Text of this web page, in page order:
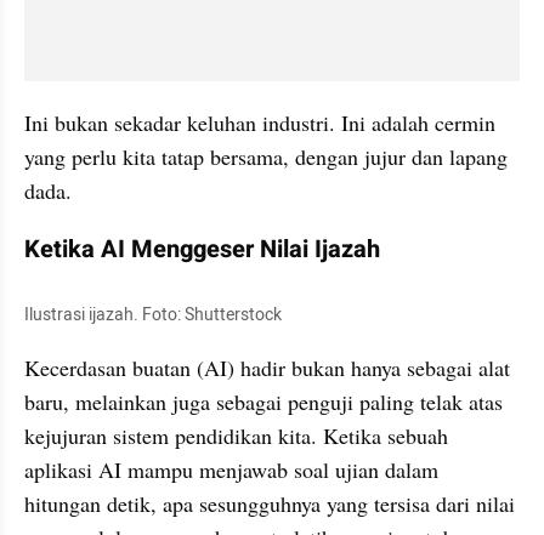
Ini bukan sekadar keluhan industri. Ini adalah cermin
yang perlu kita tatap bersama, dengan jujur dan lapang
dada.
Ketika AI Menggeser Nilai Ijazah
Ilustrasi ijazah. Foto: Shutterstock
Kecerdasan buatan (AI) hadir bukan hanya sebagai alat
baru, melainkan juga sebagai penguji paling telak atas
kejujuran sistem pendidikan kita. Ketika sebuah
aplikasi AI mampu menjawab soal ujian dalam
hitungan detik, apa sesungguhnya yang tersisa dari nilai